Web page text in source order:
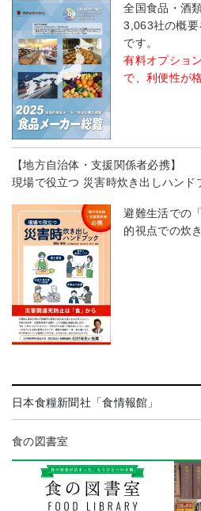
全国食品・酒
3,063社の概
です。
有料オプショ
で、利便性が
【地方自治体・支援関係者必携】
現場で役立つ 災害時炊き出しハンド
避難生活での
的視点での炊
日本食糧新聞社「食情報館」
食の図書室